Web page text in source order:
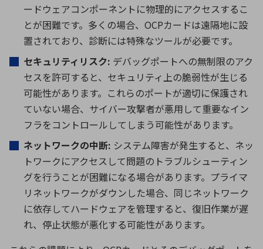
ードウェアコンポーネントに物理的にアクセスするこ
とが困難です。多くの場合、OCPカードは遠隔地に設
置されており、診断には特殊なツールが必要です。
セキュリティリスク: デバッグポートへの無制限のアク
セスを許可すると、セキュリティ上の脆弱性が生じる
可能性があります。これらのポートが適切に保護され
ていない場合、サイバー攻撃者が悪用して重要なイン
フラをコントロールしてしまう可能性があります。
ネットワークの中断: システム障害が発生すると、ネッ
トワークにアクセスして問題のトラブルシューティン
グを行うことが困難になる場合があります。プライマ
リネットワークがダウンした場合、同じネットワーク
に依存してハードウェアを管理すると、復旧作業が遅
れ、停止状態が悪化する可能性があります。